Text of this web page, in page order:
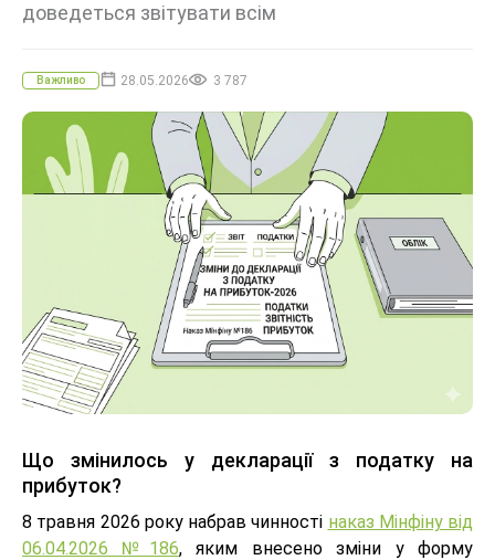
доведеться звітувати всім
Важливо 28.05.2026 3 787
Що змінилось у декларації з податку на
прибуток?
8 травня 2026 року набрав чинності наказ Мінфіну від
06.04.2026 №186, яким внесено зміни у форму